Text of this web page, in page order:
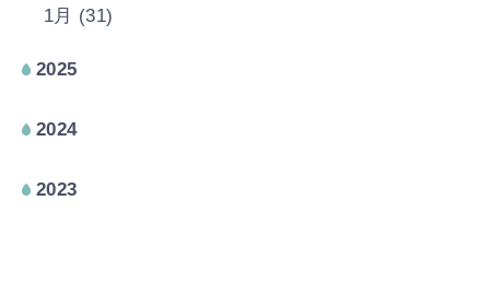
1月 (31)
2025
2024
2023